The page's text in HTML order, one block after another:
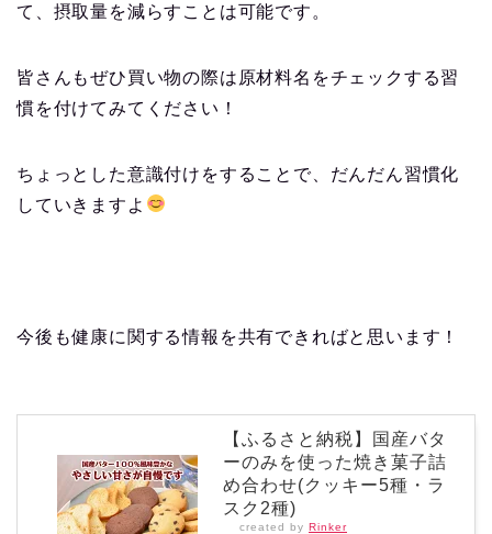
て、摂取量を減らすことは可能です。
皆さんもぜひ買い物の際は原材料名をチェックする習
慣を付けてみてください！
ちょっとした意識付けをすることで、だんだん習慣化
していきますよ
今後も健康に関する情報を共有できればと思います！
【ふるさと納税】国産バタ
ーのみを使った焼き菓子詰
め合わせ(クッキー5種・ラ
スク2種)
created by Rinker